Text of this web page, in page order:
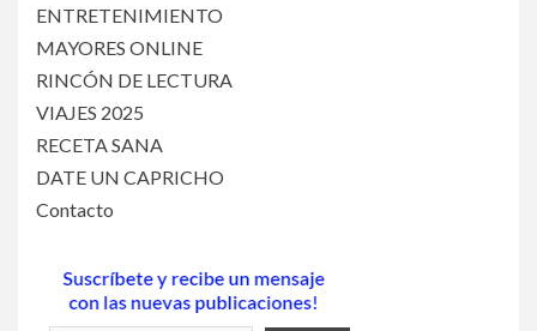
ENTRETENIMIENTO
MAYORES ONLINE
RINCÓN DE LECTURA
VIAJES 2025
RECETA SANA
DATE UN CAPRICHO
Contacto